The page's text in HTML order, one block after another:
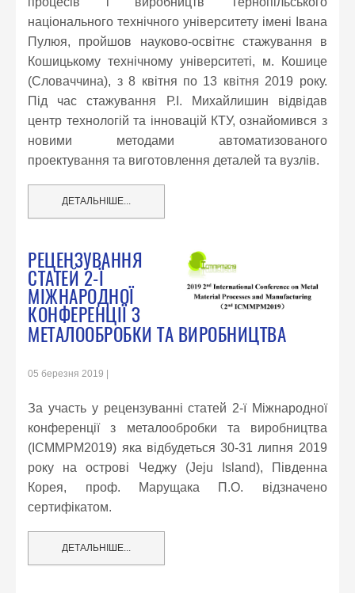
національного технічного університету імені Івана
Пулюя, пройшов науково-освітнє стажування в
Кошицькому технічному університеті, м. Кошице
(Словаччина), з 8 квітня по 13 квітня 2019 року.
Під час стажування Р.І. Михайлишин відвідав
центр технологій та інновацій КТУ, ознайомився з
новими методами автоматизованого
проектування та виготовлення деталей та вузлів.
ДЕТАЛЬНІШЕ...
РЕЦЕНЗУВАННЯ
СТАТЕЙ 2-Ї
МІЖНАРОДНОЇ
КОНФЕРЕНЦІЇ З
МЕТАЛООБРОБКИ ТА ВИРОБНИЦТВА
05 березня 2019
За участь у рецензуванні статей 2-ї Міжнародної
конференції з металообробки та виробництва
(ICMMPM2019) яка відбудеться 30-31 липня 2019
року на острові Чеджу (Jeju Island), Південна
Корея, проф. Марущака П.О. відзначено
сертифікатом.
ДЕТАЛЬНІШЕ...